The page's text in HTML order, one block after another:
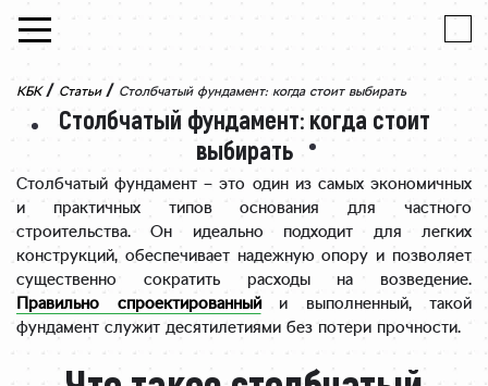
Skip to content
КБК / Статьи / Столбчатый фундамент: когда стоит выбирать
Столбчатый фундамент: когда стоит
выбирать
Столбчатый фундамент – это один из самых экономичных
и практичных типов основания для частного
строительства. Он идеально подходит для легких
конструкций, обеспечивает надежную опору и позволяет
существенно сократить расходы на возведение.
Правильно спроектированныйи выполненный, такой
фундамент служит десятилетиями без потери прочности.